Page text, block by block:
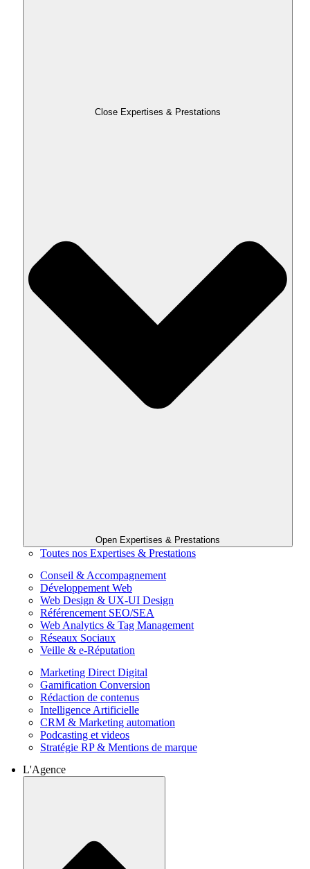
Close Expertises & Prestations
Open Expertises & Prestations
Toutes nos Expertises & Prestations
Conseil & Accompagnement
Développement Web
Web Design & UX-UI Design
Référencement SEO/SEA
Web Analytics & Tag Management
Réseaux Sociaux
Veille & e-Réputation
Marketing Direct Digital
Gamification Conversion
Rédaction de contenus
Intelligence Artificielle
CRM & Marketing automation
Podcasting et videos
Stratégie RP & Mentions de marque
L'Agence